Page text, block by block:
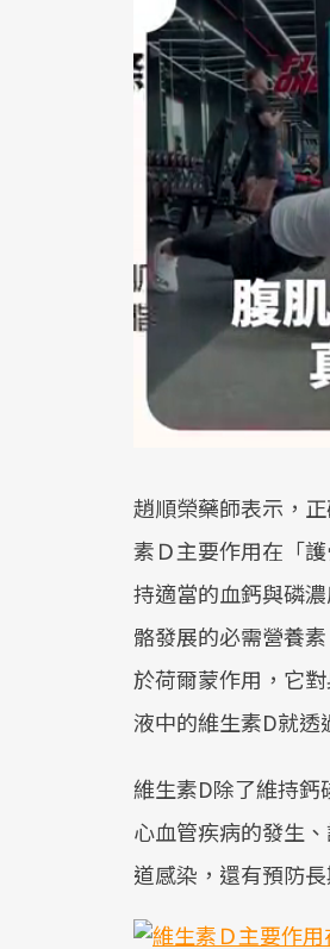
趙順榮藥師表示，
素Ｄ主要作用在「
持適當的血鈣與磷
骼發展的必需營養
於荷爾蒙作用，它
液中的維生素D就透
維生素D除了維持
心血管疾病的發生
道感染，還有預防